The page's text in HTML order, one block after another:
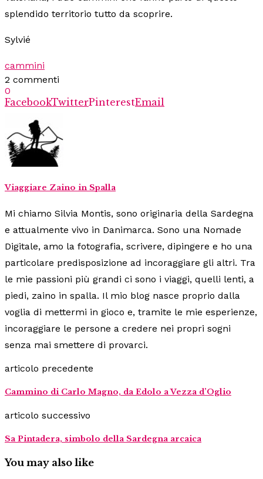
splendido territorio tutto da scoprire.
Sylvié
cammini
2 commenti
0
FacebookTwitterPinterestEmail
Viaggiare Zaino in Spalla
Mi chiamo Silvia Montis, sono originaria della Sardegna
e attualmente vivo in Danimarca. Sono una Nomade
Digitale, amo la fotografia, scrivere, dipingere e ho una
particolare predisposizione ad incoraggiare gli altri. Tra
le mie passioni più grandi ci sono i viaggi, quelli lenti, a
piedi, zaino in spalla. Il mio blog nasce proprio dalla
voglia di mettermi in gioco e, tramite le mie esperienze,
incoraggiare le persone a credere nei propri sogni
senza mai smettere di provarci.
articolo precedente
Cammino di Carlo Magno, da Edolo a Vezza d’Oglio
articolo successivo
Sa Pintadera, simbolo della Sardegna arcaica
You may also like